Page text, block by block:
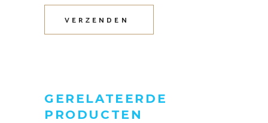
VERZENDEN
GERELATEERDE
PRODUCTEN